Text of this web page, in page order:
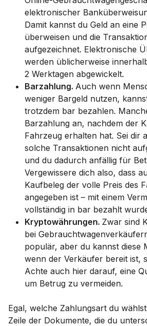
elektronischer
Damit kannst du Geld an eine
überweisen und die
aufgezeichnet. Elektronische
werden üblicherweise
2 Werktagen abgewickelt.
Barzahlung. Auch wenn
weniger Bargeld nutzen,
trotzdem bar bezahlen.
Barzahlung an, nachdem der
Fahrzeug erhalten hat. Sei dir
solche Transaktionen nicht
und du dadurch anfällig für
Vergewissere dich also, dass
Kaufbeleg der volle Preis des
angegeben ist – mit einem
vollständig in bar bezahlt
Kryptowährungen. Zwar sind
bei
populär, aber du kannst diese
wenn der Verkäufer bereit ist,
Achte auch hier darauf, eine
um Betrug zu vermeiden.
Egal, welche Zahlungsart du
Zeile der Dokumente, die du